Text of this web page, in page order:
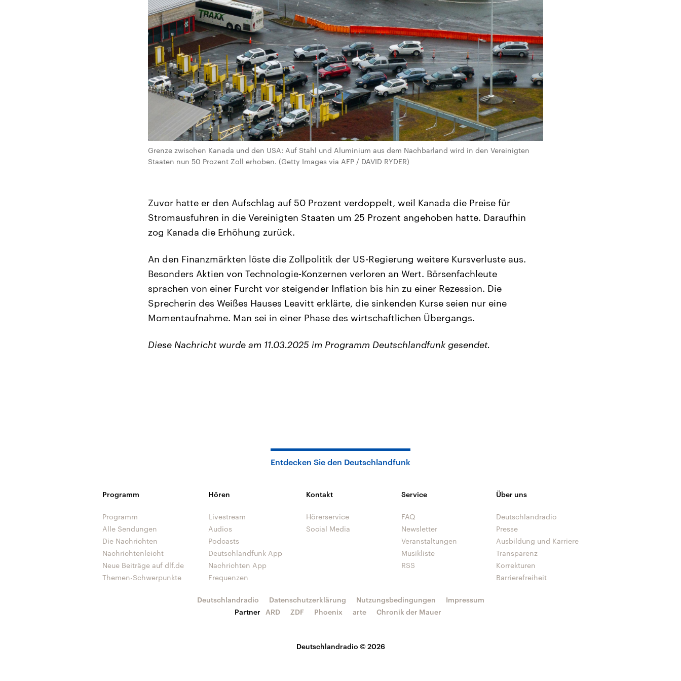
Grenze zwischen Kanada und den USA: Auf Stahl und Aluminium aus dem Nachbarland wird in den Vereinigten
Staaten nun 50 Prozent Zoll erhoben. (Getty Images via AFP / DAVID RYDER)
Zuvor hatte er den Aufschlag auf 50 Prozent verdoppelt, weil Kanada die Preise für
Stromausfuhren in die Vereinigten Staaten um 25 Prozent angehoben hatte. Daraufhin
zog Kanada die Erhöhung zurück.
An den Finanzmärkten löste die Zollpolitik der US-Regierung weitere Kursverluste aus.
Besonders Aktien von Technologie-Konzernen verloren an Wert. Börsenfachleute
sprachen von einer Furcht vor steigender Inflation bis hin zu einer Rezession. Die
Sprecherin des Weißes Hauses Leavitt erklärte, die sinkenden Kurse seien nur eine
Momentaufnahme. Man sei in einer Phase des wirtschaftlichen Übergangs.
Diese Nachricht wurde am 11.03.2025 im Programm Deutschlandfunk gesendet.
Entdecken Sie den Deutschlandfunk
Programm
Programm
Alle Sendungen
Die Nachrichten
Nachrichtenleicht
Neue Beiträge auf dlf.de
Themen-Schwerpunkte
Hören
Livestream
Audios
Podcasts
Deutschlandfunk App
Nachrichten App
Frequenzen
Kontakt
Hörerservice
Social Media
Service
FAQ
Newsletter
Veranstaltungen
Musikliste
RSS
Über uns
Deutschlandradio
Presse
Ausbildung und Karriere
Transparenz
Korrekturen
Barrierefreiheit
Deutschlandradio © 2026
Deutschlandradio Datenschutzerklärung Nutzungsbedingungen
Impressum
Partner
ARD ZDF Phoenix arte Chronik der Mauer